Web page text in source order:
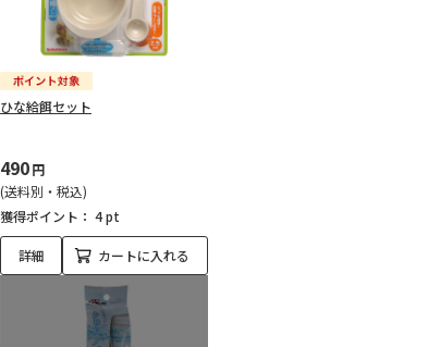
ひな給餌セット
490円
(送料別・税込)
獲得ポイント： 4 pt
詳細 カートに入れる